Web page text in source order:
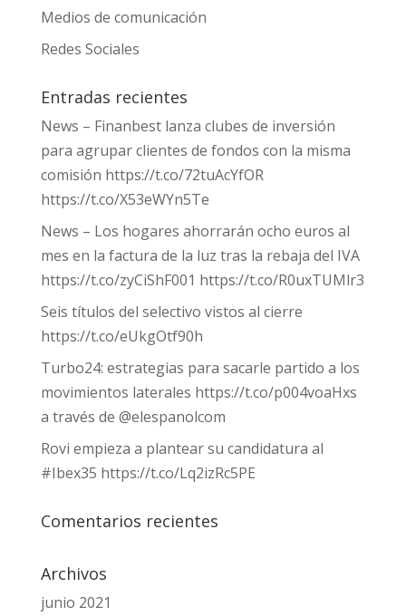
Medios de comunicación
Redes Sociales
Entradas recientes
News – Finanbest lanza clubes de inversión
para agrupar clientes de fondos con la misma
comisión https://t.co/72tuAcYfOR
https://t.co/X53eWYn5Te
News – Los hogares ahorrarán ocho euros al
mes en la factura de la luz tras la rebaja del IVA
https://t.co/zyCiShF001 https://t.co/R0uxTUMlr3
Seis títulos del selectivo vistos al cierre
https://t.co/eUkgOtf90h
Turbo24: estrategias para sacarle partido a los
movimientos laterales https://t.co/p004voaHxs
a través de @elespanolcom
Rovi empieza a plantear su candidatura al
#Ibex35 https://t.co/Lq2izRc5PE
Comentarios recientes
Archivos
junio 2021